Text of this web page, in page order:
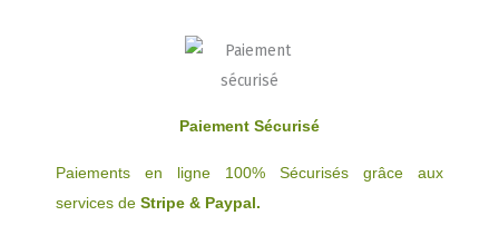
Paiement Sécurisé
Paiements en ligne 100% Sécurisés grâce aux
services de Stripe & Paypal.